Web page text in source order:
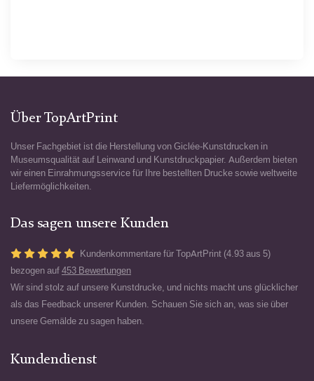
Über TopArtPrint
Unser Fachgebiet ist die Herstellung von Giclée-Kunstdrucken in
Museumsqualität auf Leinwand und Kunstdruckpapier. Außerdem bieten
wir einen Einrahmungsservice für Ihre bestellten Drucke sowie weltweite
Liefermöglichkeiten.
Das sagen unsere Kunden
Kundenkommentare für TopArtPrint (4.93 aus 5)
bezogen auf 453 Bewertungen
Wir sind stolz auf unsere Kunstdrucke, und nichts macht uns glücklicher
als das Feedback unserer Kunden. Schauen Sie sich an, was sie über
unsere Gemälde zu sagen haben.
Kundendienst